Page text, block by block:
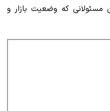
که وضعیت بازار و